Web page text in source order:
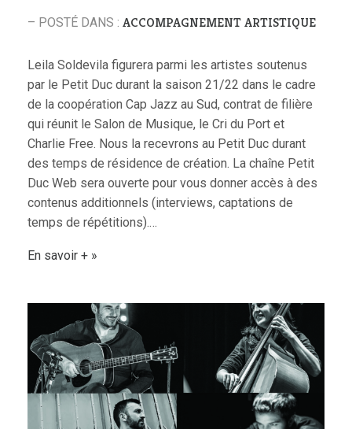
– POSTÉ DANS : ACCOMPAGNEMENT ARTISTIQUE
Leila Soldevila figurera parmi les artistes soutenus
par le Petit Duc durant la saison 21/22 dans le cadre
de la coopération Cap Jazz au Sud, contrat de filière
qui réunit le Salon de Musique, le Cri du Port et
Charlie Free. Nous la recevrons au Petit Duc durant
des temps de résidence de création. La chaîne Petit
Duc Web sera ouverte pour vous donner accès à des
contenus additionnels (interviews, captations de
temps de répétitions).…
En savoir +